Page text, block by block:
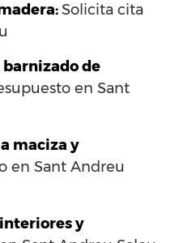
Solicita cita
de
en Sant
maciza y
en Sant Andreu
y